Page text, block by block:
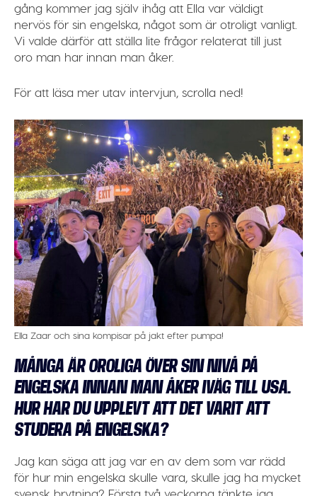
gång kommer jag själv ihåg att Ella var väldigt
nervös för sin engelska, något som är otroligt vanligt.
Vi valde därför att ställa lite frågor relaterat till just
oro man har innan man åker.
För att läsa mer utav intervjun, scrolla ned!
Ella Zaar och sina kompisar på jakt efter pumpa!
MÅNGA ÄR OROLIGA ÖVER SIN NIVÅ PÅ
ENGELSKA INNAN MAN ÅKER IVÄG TILL USA.
HUR HAR DU UPPLEVT ATT DET VARIT ATT
STUDERA PÅ ENGELSKA?
Jag kan säga att jag var en av dem som var rädd
för hur min engelska skulle vara, skulle jag ha mycket
svensk brytning? Första två veckorna tänkte jag